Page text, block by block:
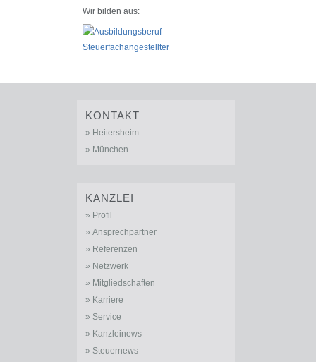
Wir bilden aus:
KONTAKT
Heitersheim
München
KANZLEI
Profil
Ansprechpartner
Referenzen
Netzwerk
Mitgliedschaften
Karriere
Service
Kanzleinews
Steuernews